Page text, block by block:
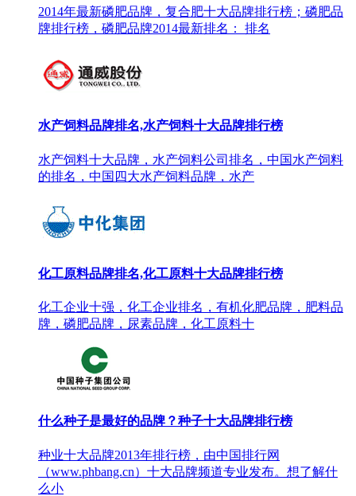
2014年最新磷肥品牌，复合肥十大品牌排行榜；磷肥品
牌排行榜，磷肥品牌2014最新排名： 排名
水产饲料品牌排名,水产饲料十大品牌排行榜
水产饲料十大品牌，水产饲料公司排名，中国水产饲料
的排名，中国四大水产饲料品牌，水产
化工原料品牌排名,化工原料十大品牌排行榜
化工企业十强，化工企业排名，有机化肥品牌，肥料品
牌，磷肥品牌，尿素品牌，化工原料十
什么种子是最好的品牌？种子十大品牌排行榜
种业十大品牌2013年排行榜，由中国排行网
（www.phbang.cn）十大品牌频道专业发布。想了解什
么小